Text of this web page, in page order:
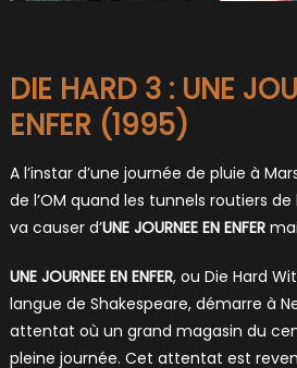
DIE HARD 3 : UNE
ENFER (1995)
A l’instar d’une journée de pluie à
de l’OM quand les tunnels routiers
va causer d’UNE JOURNEE EN ENFER
UNE JOURNEE EN ENFER, ou Die Hard
langue de Shakespeare, démarre à
attentat où un grand magasin du
pleine journée. Cet attentat est